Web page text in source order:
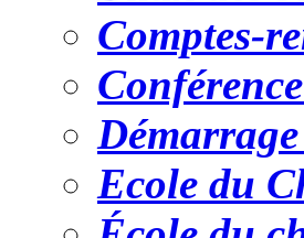
Comptes-
Ecole du